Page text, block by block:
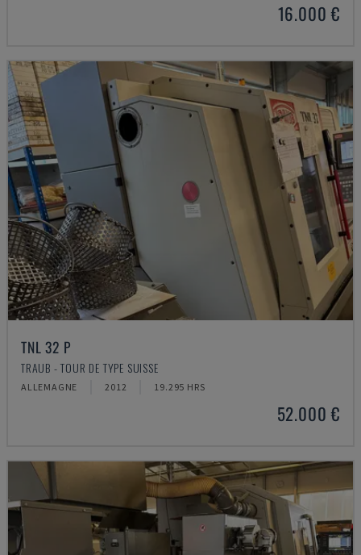
16.000 €
TNL 32 P
TRAUB - TOUR DE TYPE SUISSE
ALLEMAGNE 2012 19.295 HRS
52.000 €